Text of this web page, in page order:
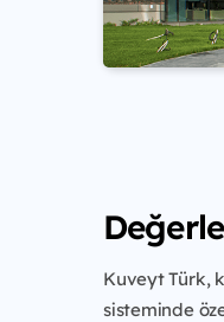
Kuveyt Türk,
sisteminde